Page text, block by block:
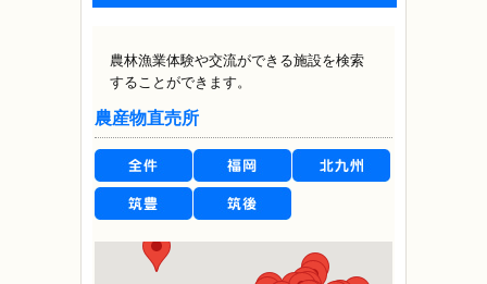
農林漁業体験や交流ができる施設を検索
することができます。
農産物直売所